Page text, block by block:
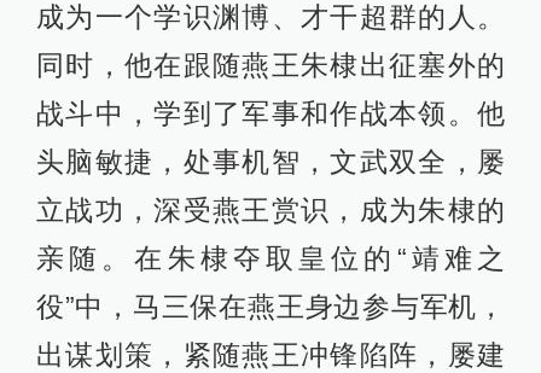
成为一个学识渊博、才干超群的人。
同时，他在跟随燕王朱棣出征塞外的
战斗中，学到了军事和作战本领。他
头脑敏捷，处事机智，文武双全，屡
立战功，深受燕王赏识，成为朱棣的
亲随。在朱棣夺取皇位的“靖难之
役”中，马三保在燕王身边参与军机，
出谋划策，紧随燕王冲锋陷阵，屡建